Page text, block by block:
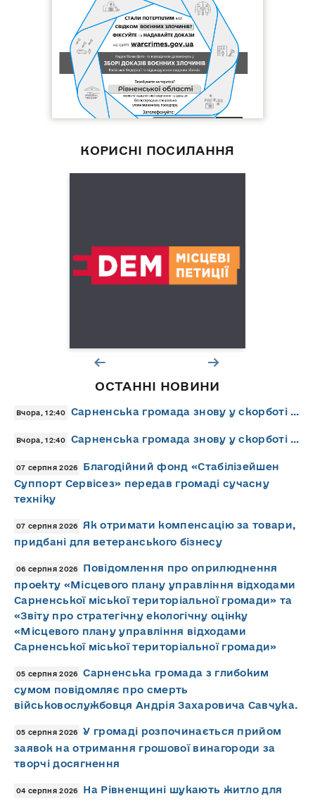
КОРИСНІ ПОСИЛАННЯ
ОСТАННІ НОВИНИ
Вчора, 12:40 Сарненська громада знову у скорботі …
Вчора, 12:40 Сарненська громада знову у скорботі …
07 серпня 2026
Благодійний фонд «Стабілізейшен
Суппорт Сервісез» передав громаді сучасну
техніку
07 серпня 2026
Як отримати компенсацію за товари,
придбані для ветеранського бізнесу
06 серпня 2026
Повідомлення про оприлюднення
проекту «Місцевого плану управління відходами
Сарненської міської територіальної громади» та
«Звіту про стратегічну екологічну оцінку
«Місцевого плану управління відходами
Сарненської міської територіальної громади»
05 серпня 2026
Сарненська громада з глибоким
сумом повідомляє про смерть
військовослужбовця Андрія Захаровича Савчука.
05 серпня 2026
У громаді розпочинається прийом
заявок на отримання грошової винагороди за
творчі досягнення
04 серпня 2026
На Рівненщині шукають житло для